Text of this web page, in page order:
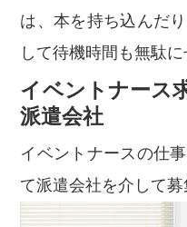
は、本を持ち込んだ
して待機時間も無駄
イベントナース
派遣会社
イベントナースの仕
て派遣会社を介して募